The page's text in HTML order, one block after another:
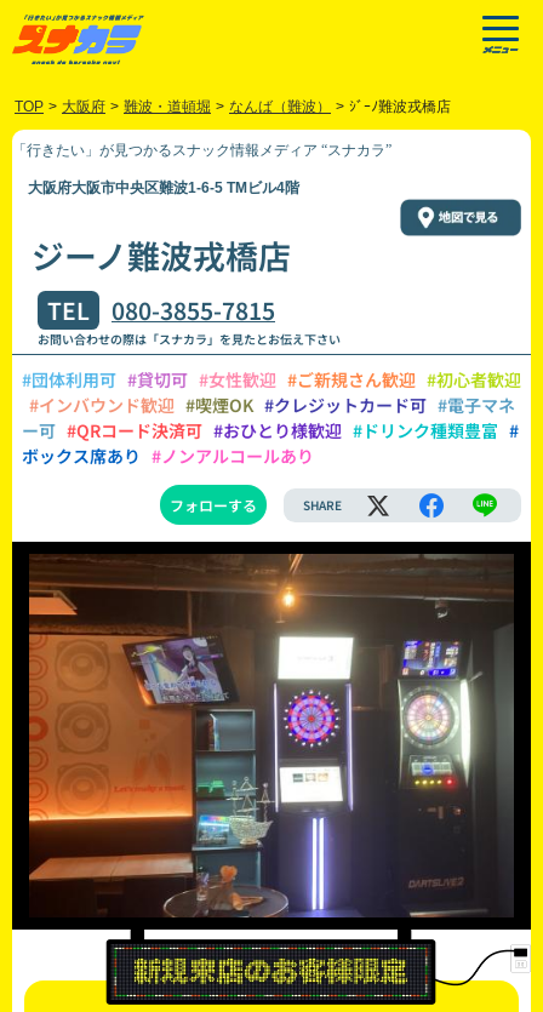
TOP > 大阪府 > 難波・道頓堀 > なんば（難波） > ｼﾞｰﾉ難波戎橋店
「行きたい」が見つかるスナック情報メディア “スナカラ”
大阪府大阪市中央区難波1-6-5 TMビル4階
ジーノ難波戎橋店
TEL 080-3855-7815
お問い合わせの際は「スナカラ」を見たとお伝え下さい
#団体利用可 #貸切可 #女性歓迎 #ご新規さん歓迎 #初心者歓迎
#インバウンド歓迎 #喫煙OK #クレジットカード可 #電子マネ
ー可 #QRコード決済可 #おひとり様歓迎 #ドリンク種類豊富 #
ボックス席あり #ノンアルコールあり
フォローする SHARE